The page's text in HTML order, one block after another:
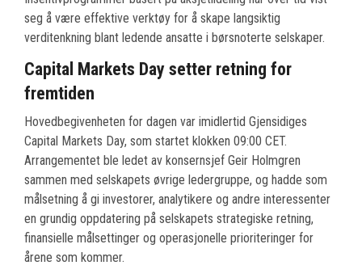
seg å være effektive verktøy for å skape langsiktig
verditenkning blant ledende ansatte i børsnoterte selskaper.
Capital Markets Day setter retning for
fremtiden
Hovedbegivenheten for dagen var imidlertid Gjensidiges
Capital Markets Day, som startet klokken 09:00 CET.
Arrangementet ble ledet av konsernsjef Geir Holmgren
sammen med selskapets øvrige ledergruppe, og hadde som
målsetning å gi investorer, analytikere og andre interessenter
en grundig oppdatering på selskapets strategiske retning,
finansielle målsettinger og operasjonelle prioriteringer for
årene som kommer.